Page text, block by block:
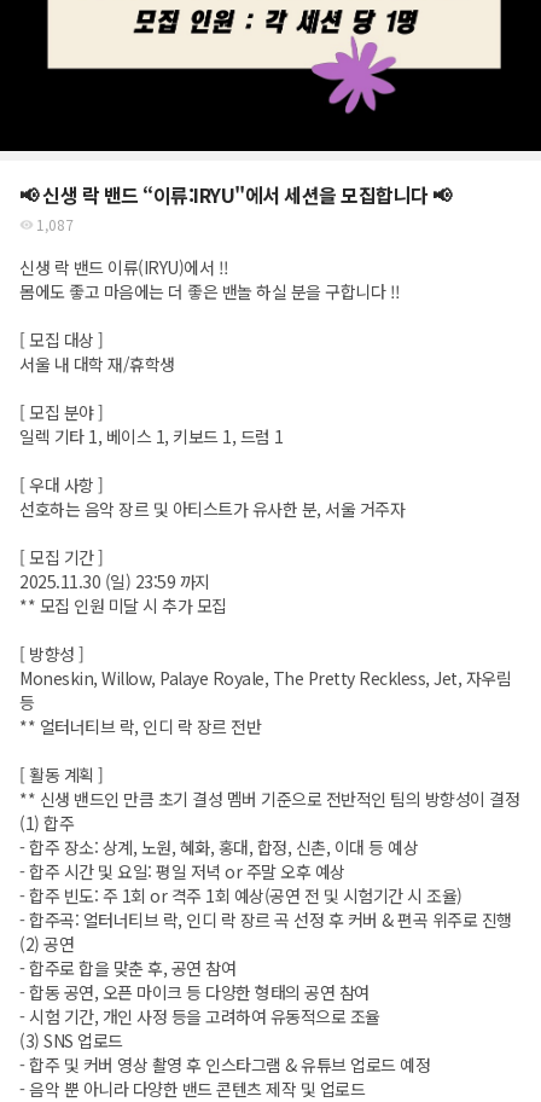
📢 신생 락 밴드 “이류:IRYU"에서 세션을 모집합니다 📢
1,087
신생 락 밴드 이류(IRYU)에서 !!
몸에도 좋고 마음에는 더 좋은 밴놀 하실 분을 구합니다 !!
[ 모집 대상 ]
서울 내 대학 재/휴학생
[ 모집 분야 ]
일렉 기타 1, 베이스 1, 키보드 1, 드럼 1
[ 우대 사항 ]
선호하는 음악 장르 및 아티스트가 유사한 분, 서울 거주자
[ 모집 기간 ]
2025.11.30 (일) 23:59 까지
** 모집 인원 미달 시 추가 모집
[ 방향성 ]
Moneskin, Willow, Palaye Royale, The Pretty Reckless, Jet, 자우림
등
** 얼터너티브 락, 인디 락 장르 전반
[ 활동 계획 ]
** 신생 밴드인 만큼 초기 결성 멤버 기준으로 전반적인 팀의 방향성이 결정
(1) 합주
- 합주 장소: 상계, 노원, 혜화, 홍대, 합정, 신촌, 이대 등 예상
- 합주 시간 및 요일: 평일 저녁 or 주말 오후 예상
- 합주 빈도: 주 1회 or 격주 1회 예상(공연 전 및 시험기간 시 조율)
- 합주곡: 얼터너티브 락, 인디 락 장르 곡 선정 후 커버 & 편곡 위주로 진행
(2) 공연
- 합주로 합을 맞춘 후, 공연 참여
- 합동 공연, 오픈 마이크 등 다양한 형태의 공연 참여
- 시험 기간, 개인 사정 등을 고려하여 유동적으로 조율
(3) SNS 업로드
- 합주 및 커버 영상 촬영 후 인스타그램 & 유튜브 업로드 예정
- 음악 뿐 아니라 다양한 밴드 콘텐츠 제작 및 업로드